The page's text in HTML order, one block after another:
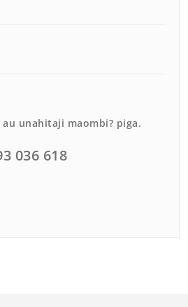
au unahitaji maombi? piga.
036 618